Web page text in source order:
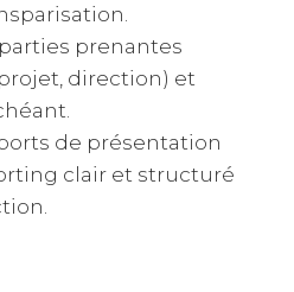
prenantes
direction) et
de présentation
clair et structuré